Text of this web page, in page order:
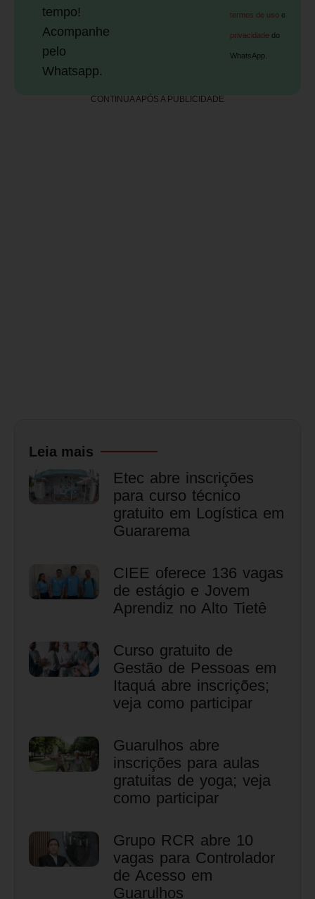
tempo!
Acompanhe
pelo
Whatsapp.
termos de uso e
privacidade do
WhatsApp.
CONTINUA APÓS A PUBLICIDADE
Leia mais
Etec abre inscrições
para curso técnico
gratuito em Logística em
Guararema
CIEE oferece 136 vagas
de estágio e Jovem
Aprendiz no Alto Tietê
Curso gratuito de
Gestão de Pessoas em
Itaquá abre inscrições;
veja como participar
Guarulhos abre
inscrições para aulas
gratuitas de yoga; veja
como participar
Grupo RCR abre 10
vagas para Controlador
de Acesso em
Guarulhos